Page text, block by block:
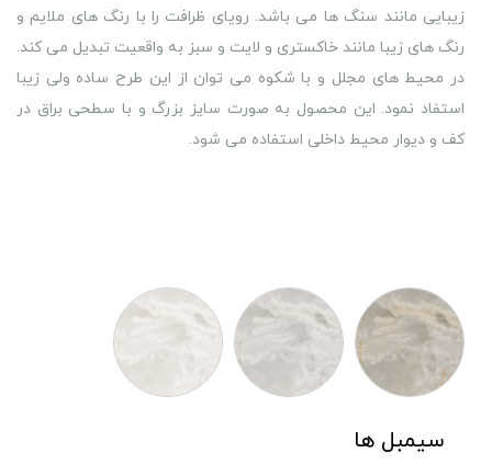
زیبایی مانند سنگ ها می باشد. رویای ظرافت را با رنگ های ملایم و
رنگ های زیبا مانند خاکستری و لایت و سبز به واقعیت تبدیل می کند.
در محیط های مجلل و با شکوه می توان از این طرح ساده ولی زیبا
استفاد نمود. این محصول به صورت سایز بزرگ و با سطحی براق در
کف و دیوار محیط داخلی استفاده می شود.
سیمبل ها